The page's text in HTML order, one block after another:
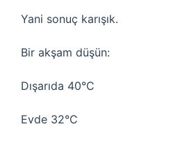
Yani sonuç karışık.
Bir akşam düşün:
Dışarıda 40°C
Evde 32°C